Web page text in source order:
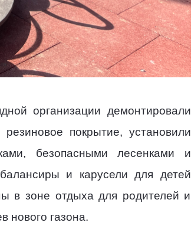
организации демонтировали
покрытие, установили
безопасными лесенками и
и карусели для детей
в зоне отдыха для родителей и
нового газона.